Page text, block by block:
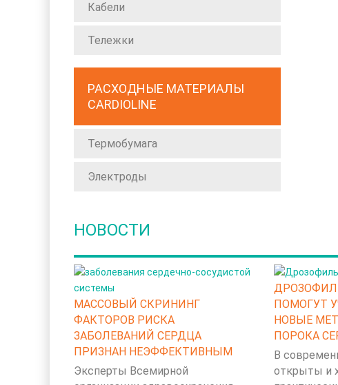
Кабели
Тележки
РАСХОДНЫЕ МАТЕРИАЛЫ
CARDIOLINE
Термобумага
Электроды
НОВОСТИ
МАССОВЫЙ СКРИНИНГ
ФАКТОРОВ РИСКА
ЗАБОЛЕВАНИЙ СЕРДЦА
ПРИЗНАН НЕЭФФЕКТИВНЫМ
Эксперты Всемирной
ПОМОГУТ
НОВЫЕ
ПОРОКА
В
открыты и